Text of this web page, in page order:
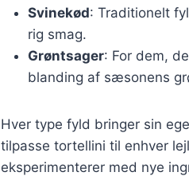
Svinekød: Traditionelt
rig smag.
Grøntsager: For dem,
blanding af sæsonens
Hver type fyld bringer sin
tilpasse tortellini til enhver
eksperimenterer med nye